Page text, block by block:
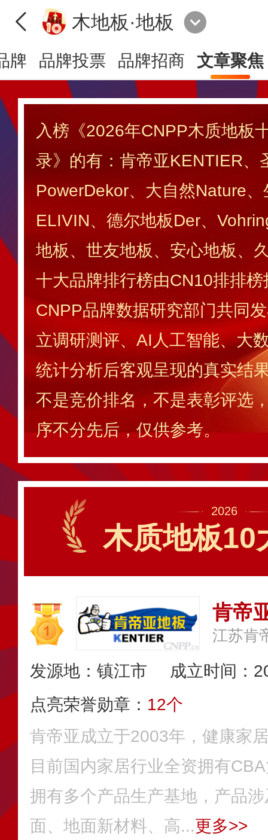
木地板·地板
牌 品牌投票 品牌招商 文章聚焦
入榜《2026年CNPP木质地板
录》的有：肯帝亚KENTIER、
PowerDekor、大自然Nature
ELIVIN、德尔地板Der、
地板、世友地板、安心地板、
十大品牌排行榜由CN10排排
CNPP品牌数据研究部门共同
立调研测评、AI人工智能、大
统计分析后客观呈现的真实结
不是竞价排名，不是表彰评选
序不分先后，仅供参考。
2026
木质地板10
肯帝
江苏肯
发源地：镇江市
成立时间：
点亮荣誉勋章： 12个
肯帝亚成立于2003年，健康家
目前国内家居行业全资拥有
拥有多个产品生产基地，产品
面、地面新材料、高...更多>>